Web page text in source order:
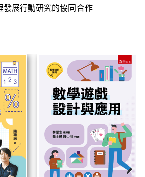
展行動研究的協同合作